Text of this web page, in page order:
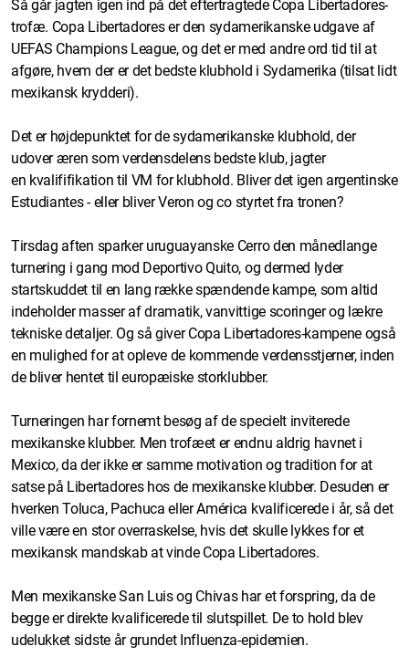
Så går jagten igen ind på det eftertragtede Copa Libertadores-
trofæ. Copa Libertadores er den sydamerikanske udgave af
UEFAS Champions League, og det er med andre ord tid til at
afgøre, hvem der er det bedste klubhold i Sydamerika (tilsat lidt
mexikansk krydderi).
Det er højdepunktet for de sydamerikanske klubhold, der
udover æren som verdensdelens bedste klub, jagter
en kvalififikation til VM for klubhold. Bliver det igen argentinske
Estudiantes - eller bliver Veron og co styrtet fra tronen?
Tirsdag aften sparker uruguayanske Cerro den månedlange
turnering i gang mod Deportivo Quito, og dermed lyder
startskuddet til en lang række spændende kampe, som altid
indeholder masser af dramatik, vanvittige scoringer og lækre
tekniske detaljer. Og så giver Copa Libertadores-kampene også
en mulighed for at opleve de kommende verdensstjerner, inden
de bliver hentet til europæiske storklubber.
Turneringen har fornemt besøg af de specielt inviterede
mexikanske klubber. Men trofæet er endnu aldrig havnet i
Mexico, da der ikke er samme motivation og tradition for at
satse på Libertadores hos de mexikanske klubber. Desuden er
hverken Toluca, Pachuca eller América kvalificerede i år, så det
ville være en stor overraskelse, hvis det skulle lykkes for et
mexikansk mandskab at vinde Copa Libertadores.
Men mexikanske San Luis og Chivas har et forspring, da de
begge er direkte kvalificerede til slutspillet. De to hold blev
udelukket sidste år grundet Influenza-epidemien.